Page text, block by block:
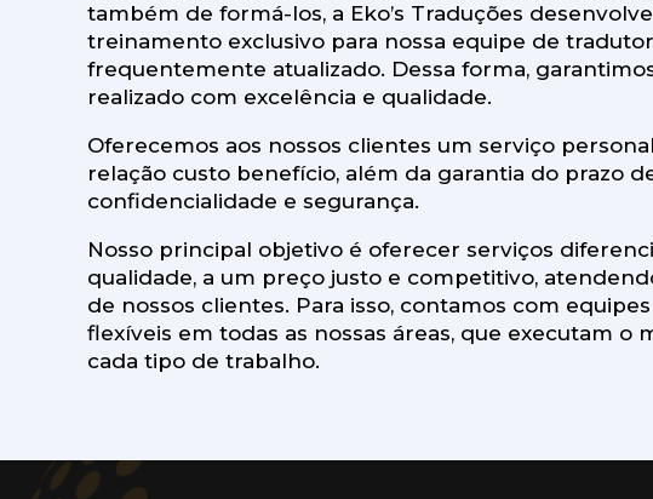
também de formá-los, a Eko’s Traduções
treinamento exclusivo para nossa equipe de
frequentemente atualizado. Dessa forma,
realizado com excelência e qualidade.
Oferecemos aos nossos clientes um serviço
relação custo benefício, além da garantia do prazo
confidencialidade e segurança.
Nosso principal objetivo é oferecer serviços
qualidade, a um preço justo e competitivo,
de nossos clientes. Para isso, contamos com
flexíveis em todas as nossas áreas, que executam o
cada tipo de trabalho.